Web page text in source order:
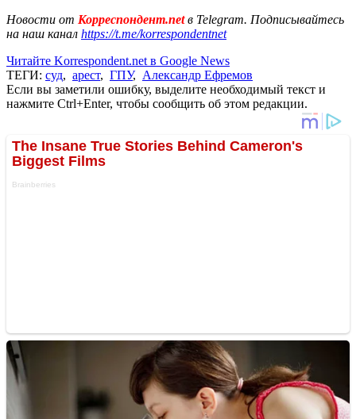
Новости от Корреспондент.netв Telegram. Подписывайтесь
на наш канал https://t.me/korrespondentnet
Читайте Korrespondent.net в Google News
ТЕГИ: суд, арест, ГПУ, Александр Ефремов
Если вы заметили ошибку, выделите необходимый текст и
нажмите Ctrl+Enter, чтобы сообщить об этом редакции.